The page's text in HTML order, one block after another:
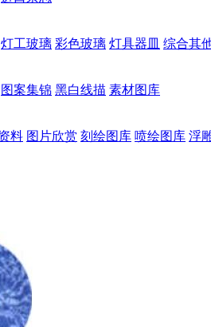
灯工玻璃 彩色玻璃 灯具器皿 综合其
图案集锦 黑白线描 素材图库
料 图片欣赏 刻绘图库 喷绘图库 浮